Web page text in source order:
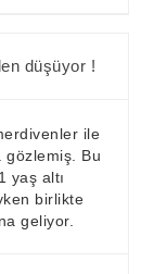
düşüyor !
ile
gözlemiş. Bu
yaş altı
birlikte
geliyor.